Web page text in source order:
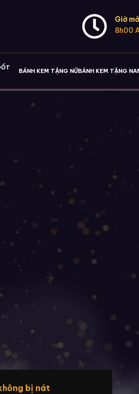
Giờ
8h00
BÁNH KEM TẶNG NỮBÁNH KEM TẶNG
bị nát